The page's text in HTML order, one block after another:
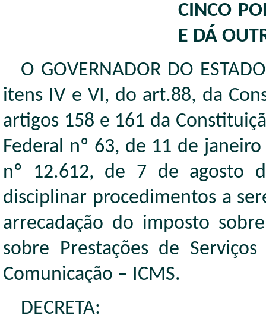
CINCO
E DÁ
O GOVERNADOR DO
itens IV e VI, do art.88, da
artigos 158 e 161 da
Federal nº 63, de 11 de
nº 12.612, de 7 de agosto
disciplinar procedimentos a
arrecadação do imposto
sobre Prestações de
Comunicação – ICMS.
DECRETA: